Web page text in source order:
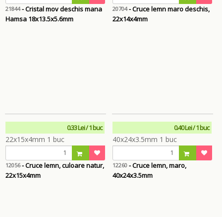
21844- Cristal mov deschis mana
Hamsa 18x13.5x5.6mm
20704- Cruce lemn maro deschis,
22x14x4mm
0.33 Lei / 1 buc
12056- Cruce lemn, culoare natur,
22x15x4mm
0.40 Lei / 1 buc
12260- Cruce lemn, maro,
40x24x3.5mm